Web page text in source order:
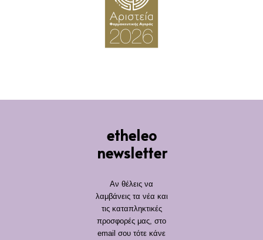
etheleo
newsletter
Αν θέλεις να
λαμβάνεις τα νέα και
τις καταπληκτικές
προσφορές μας, στο
email σου τότε κάνε